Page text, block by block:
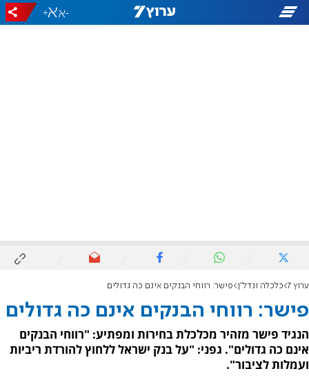
-
+
ערוץ 7 כלכלה ונדל"ן פישר: רווחי הבנקים אינם כה גדולים
פישר: רווחי הבנקים אינם כה גדולים
הנגיד פישר מזהיר מכלכלת בחירות ומפתיע: "רווחי הבנקים
אינם כה גדולים". גפני: "על בנק ישראל ללחוץ להורדת ריביות
ועמלות לציבור".